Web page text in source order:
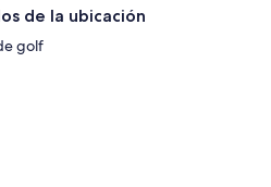
de la ubicación
golf